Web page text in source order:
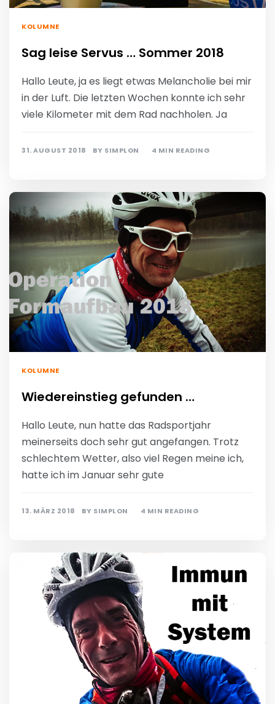
KOLUMNE
Sag leise Servus … Sommer 2018
Hallo Leute, ja es liegt etwas Melancholie bei mir
in der Luft. Die letzten Wochen konnte ich sehr
viele Kilometer mit dem Rad nachholen. Ja
31. AUGUST 2018 BY SIMPLON 4 MIN READING
KOLUMNE
Wiedereinstieg gefunden …
Hallo Leute, nun hatte das Radsportjahr
meinerseits doch sehr gut angefangen. Trotz
schlechtem Wetter, also viel Regen meine ich,
hatte ich im Januar sehr gute
13. MÄRZ 2018 BY SIMPLON 4 MIN READING